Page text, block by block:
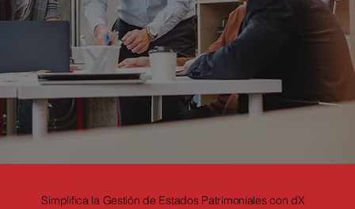
Simplifica la Gestión de Estados Patrimoniales con dX